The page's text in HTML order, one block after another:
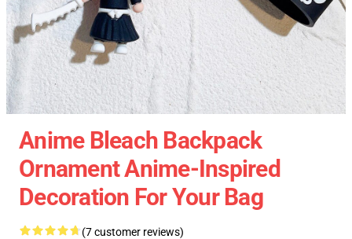
Anime Bleach Backpack
Ornament Anime-Inspired
Decoration For Your Bag
(7 customer reviews)